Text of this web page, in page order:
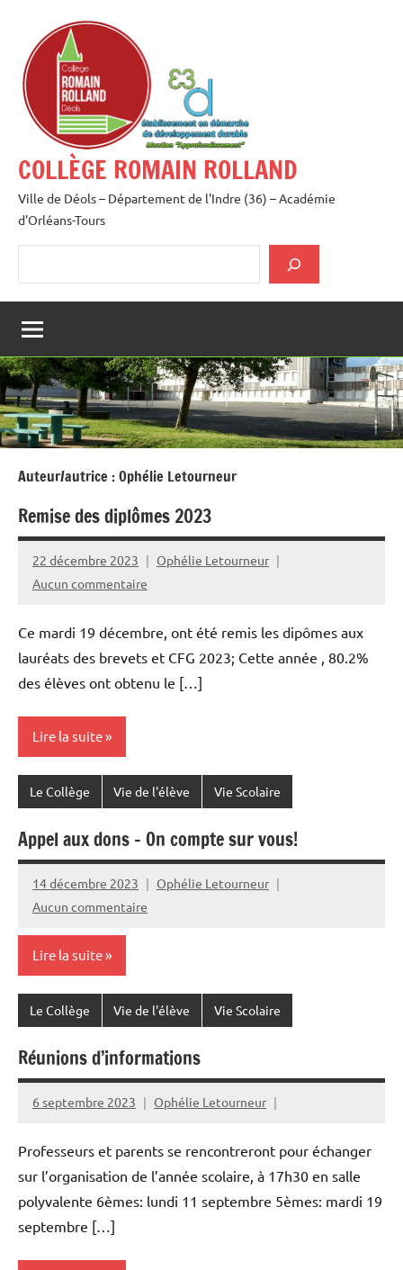
contenu
COLLÈGE ROMAIN ROLLAND
Ville de Déols – Département de l'Indre (36) – Académie
d'Orléans-Tours
Auteur/autrice :Ophélie Letourneur
Remise des diplômes 2023
22 décembre 2023
Ophélie Letourneur
Aucun commentaire
Ce mardi 19 décembre, ont été remis les dipômes aux
lauréats des brevets et CFG 2023; Cette année , 80.2%
des élèves ont obtenu le […]
Lire la suite
Le Collège Vie de l'élève Vie Scolaire
Appel aux dons – On compte sur vous!
14 décembre 2023
Ophélie Letourneur
Aucun commentaire
Lire la suite
Le Collège Vie de l'élève Vie Scolaire
Réunions d’informations
6 septembre 2023 Ophélie Letourneur
Professeurs et parents se rencontreront pour échanger
sur l’organisation de l’année scolaire, à 17h30 en salle
polyvalente 6èmes: lundi 11 septembre 5èmes: mardi 19
septembre […]